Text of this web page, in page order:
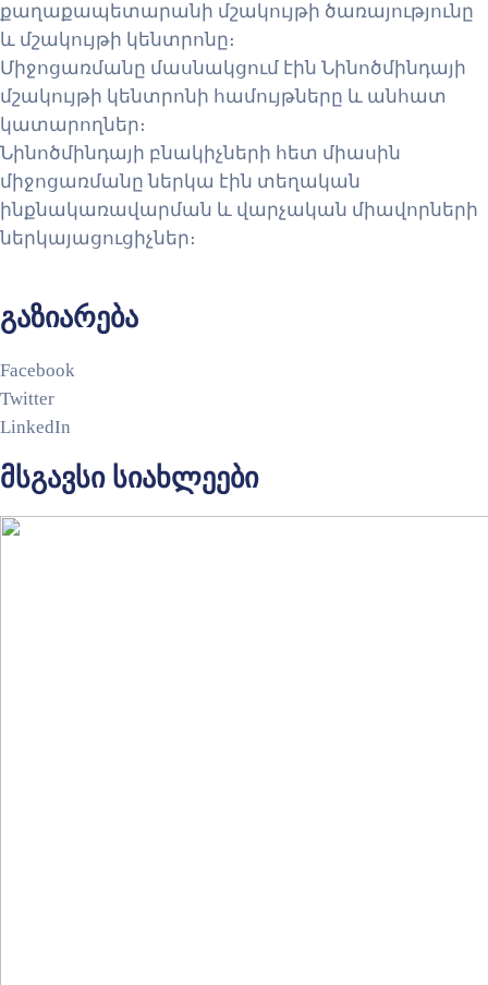
քաղաքապետարանի մշակույթի ծառայությունը
և մշակույթի կենտրոնը։
Միջոցառմանը մասնակցում էին Նինոծմինդայի
մշակույթի կենտրոնի համույթները և անհատ
կատարողներ։
Նինոծմինդայի բնակիչների հետ միասին
միջոցառմանը ներկա էին տեղական
ինքնակառավարման և վարչական միավորների
ներկայացուցիչներ։
გაზიარება
Facebook
Twitter
LinkedIn
მსგავსი სიახლეები